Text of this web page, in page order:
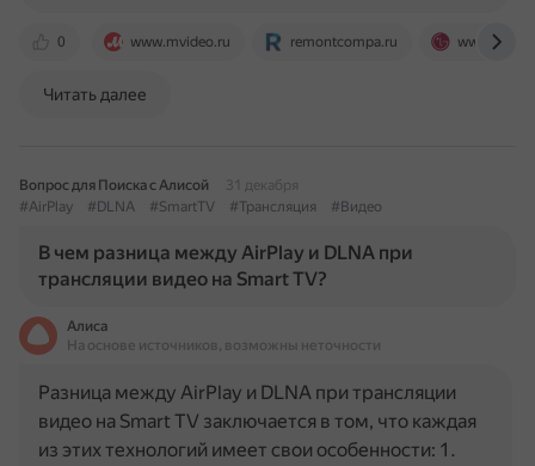
0 www.mvideo.ru remontcompa.ru
Читать далее
Вопрос для Поиска с Алисой
31 декабря
#AirPlay
#DLNA #SmartTV #Трансляция #Видео
В чем разница между AirPlay и DLNA при
трансляции видео на Smart TV?
Алиса
На основе источников, возможны неточности
Разница между AirPlay и DLNA при трансляции
видео на Smart TV заключается в том, что каждая
из этих технологий имеет свои особенности: 1.